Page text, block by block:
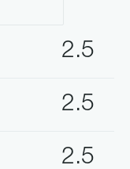
2.5
2.5
2.5